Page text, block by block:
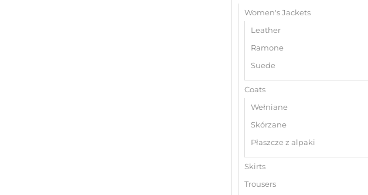
Women's Jackets
Leather
Ramone
Suede
Coats
Wełniane
Skórzane
Płaszcze z alpaki
Skirts
Trousers